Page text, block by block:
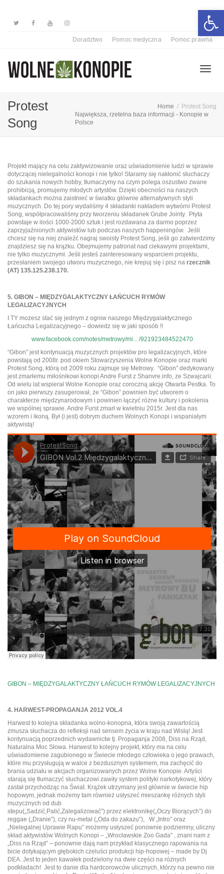
Doradztwo Pomoc medyczna Pomoc prawna
Protest
Song
Home
Protest Song
Największa, rzetelna baza informacji - Konopie w
Polsce
Projekt mający na celu zaktywizowanie oraz uświadomienie ludzi w sprawie
dotyczącej nielegalności konopi i nie tylko! Staramy się nakłonić słuchaczy
do szukania nowych hobby, tłumaczymy na czym polega oszustwo zwane
prohibicją, promujemy młodych artystów. Dzięki obecności na naszych
składankach można zaistnieć w światku głównie alternatywnych styli
muzycznych. Do tej pory wydaliśmy 4 składanki nakładem wytwórni Protest
Song, współpracowaliśmy przy tworzeniu składanek Grube Jointy. Płyta
powstaje w ilości 1000-2000 sztuk i jest rozdawana za darmo poprzez
zaprzyjaźnionych aktywistów lub podczas naszych happeningów. Jeśli
chcesz się na niej znaleźć nagraj swoisty Protest Song, jeśli go zatwierdzimy
znajdziesz się na krążku. Obejmujemy patronat nad ciekawymi projektami,
nie tylko muzycznymi. Jeśli jesteś zainteresowany wsparciem projektu,
przesłaniem swojego utworu muzycznego, nie krepuj się i pisz na rzecznik
(AT) 135.125.238.170.
5. GIBON – MIĘDZYGALAKTYCZNY ŁAŃCUCH RYMÓW
LEGALIZACYJNYCH
I TY możesz stać się jednym z ogniw naszego Międzygalaktycznego
Łańcucha Legalizacyjnego – dowiedz się w jaki sposób !!
www.facebook.com/notes/metrowy/mi…/921923484522470
“Gibon” jest kontynuacją muzycznych projektów pro legalizacyjnych, które
powstają od 2008r. pod okiem Stowarzyszenia Wolne Konopie oraz marki
Protest Song, którą od 2009 roku zajmuje się Metrowy. “Gibon” dedykowany
jest zmarłemu miłośnikowi konopi Andre Furst z Shanvre.info, ze Szwajcarii.
Od wielu lat wspierał Wolne Konopie oraz coroczną akcję Otwarta Pestka. To
on jako pierwszy zasugerował, że “Gibon” powinien być utworem o
charakterze międzynarodowym i powinien łączyć różne kultury i pokolenia
we wspólnej sprawie. Andre Furst zmarł w kwietniu 2015r. Jest dla nas
wzorem i ikoną. Był (i jest) dobrym duchem Wolnych Konopi i wspaniałym
aktywistą!
GIBON – MIĘDZYGALAKTYCZNY ŁAŃCUCH RYMÓW LEGALIZACYJNYCH
4. HARWEST-PROPAGANJA 2012 VOL.4
Harwest to kolejna składanka wolno-konopna, która swoją zawartością
zmusza słuchacza do refleksji nad sensem życia w kraju nad Wisłą! Jest
kontynuacją poprzednich wydawnictw tj. Propaganja 2008, Diss na Rząd,
Naturalna Moc Słowa. Harwest to kolejny projekt, który ma na celu
uświadomienie zagubionego w Świecie młodego człowieka o jego prawach,
które mu przysługują w walce z bezdusznym systemem, ma zachęcić do
brania udziału w akcjach organizowanych przez Wolne Konopie. Artyści
starają się tłumaczyć słuchaczowi zawiły system polityki narkotykowej, który
zastał przychodząc na Świat. Krążek utrzymany jest głównie w świecie hip
hopowym, jednak możemy tam również usłyszeć mieszankę różnych styli
muzycznych od dub
stepu(„Sadzić,Palić,Zalegalizować”) przez elektronikę(„Oczy Biorących”) do
reggae („Dranie”), czy nu-metal („Oda do zakazu”), W „Intro” oraz
„Nielegalnej Uprawie Rapu” możemy usłyszeć ponownie podziemny, uliczny
skład aktywistów Wolnych Konopi – „Wrocławskie Zoo Gada” , znani nam z
„Diss na Rząd” – ponownie dają nam przykład klasycznego rapowania na
bicie dotykającym głębokich czeluści produkcji hip-hopowej – made by Dj
DEA. Jest to jeden kawałek podzielony na dwie części na różnych
podkładach! Jest to danie dla hardcorowców ulicznych, którzy na pewno nie